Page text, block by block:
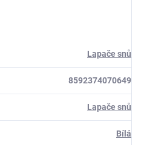
Lapače snů
8592374070649
Lapače snů
Bílá